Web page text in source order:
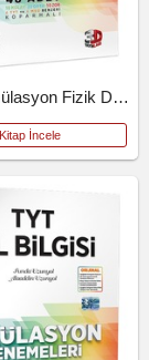
TYT 3D Simülasyon Fizik Denemeleri
Kitap İncele